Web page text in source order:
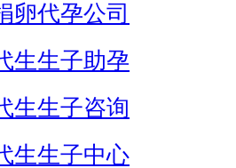
卵代孕公司
生生子助孕
生生子咨询
生生子中心